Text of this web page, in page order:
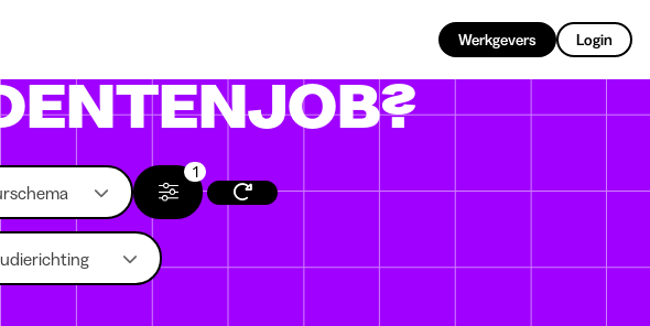
Werkgevers Login
1